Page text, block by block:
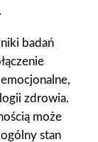
badań
zdrowia.
może
stan